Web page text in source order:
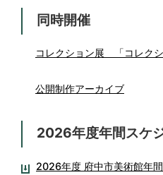
同時開催
コレクション展 「コレク
公開制作アーカイブ
2026年度年間スケ
2026年度 府中市美術館年